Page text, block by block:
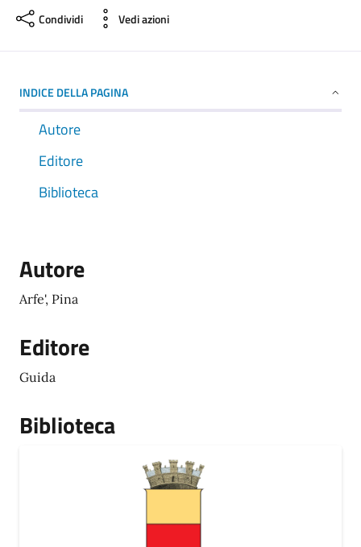
Condividi Vedi azioni
INDICE DELLA PAGINA
Autore
Editore
Biblioteca
Autore
Arfe', Pina
Editore
Guida
Biblioteca